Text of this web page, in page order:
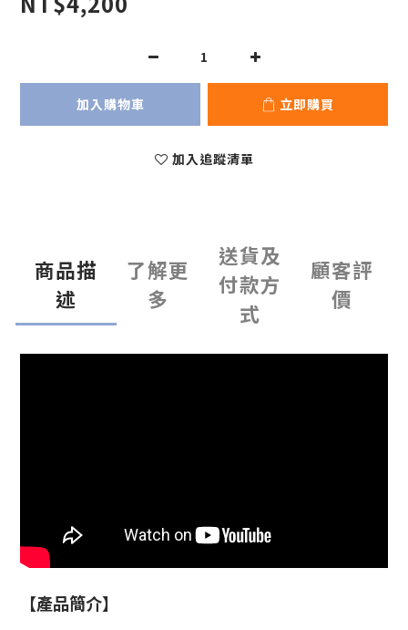
加入購物車 立即購買
加入追蹤清單
商品描
述
了解更
多
送貨及
付款方
式
顧客評
價
【產品簡介】